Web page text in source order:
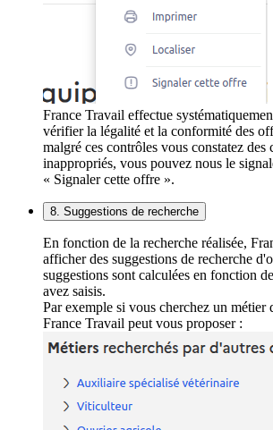
France Travail effectue
vérifier la légalité et la conformité des
malgré ces contrôles vous constatez des
inappropriés, vous pouvez nous le
« Signaler cette offre ».
8. Suggestions de recherche
En fonction de la recherche réalisée,
afficher des suggestions de recherche
suggestions sont calculées en fonction
avez saisis.
Par exemple si vous cherchez un métier
France Travail peut vous proposer :